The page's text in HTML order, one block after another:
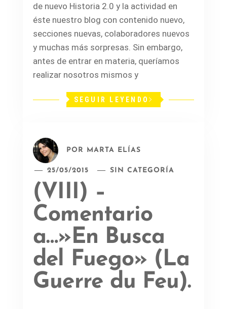
de nuevo Historia 2.0 y la actividad en
éste nuestro blog con contenido nuevo,
secciones nuevas, colaboradores nuevos
y muchas más sorpresas. Sin embargo,
antes de entrar en materia, queríamos
realizar nosotros mismos y
SEGUIR LEYENDO
POR MARTA ELÍAS
25/05/2015 SIN CATEGORÍA
(VIII) –
Comentario
a…»En Busca
del Fuego» (La
Guerre du Feu).